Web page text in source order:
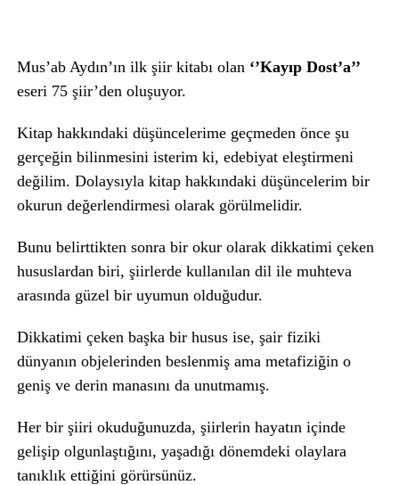
Mus’ab Aydın’ın ilk şiir kitabı olan ‘’Kayıp Dost’a’’
eseri 75 şiir’den oluşuyor.
Kitap hakkındaki düşüncelerime geçmeden önce şu
gerçeğin bilinmesini isterim ki, edebiyat eleştirmeni
değilim. Dolaysıyla kitap hakkındaki düşüncelerim bir
okurun değerlendirmesi olarak görülmelidir.
Bunu belirttikten sonra bir okur olarak dikkatimi çeken
hususlardan biri, şiirlerde kullanılan dil ile muhteva
arasında güzel bir uyumun olduğudur.
Dikkatimi çeken başka bir husus ise, şair fiziki
dünyanın objelerinden beslenmiş ama metafiziğin o
geniş ve derin manasını da unutmamış.
Her bir şiiri okuduğunuzda, şiirlerin hayatın içinde
gelişip olgunlaştığını, yaşadığı dönemdeki olaylara
tanıklık ettiğini görürsünüz.